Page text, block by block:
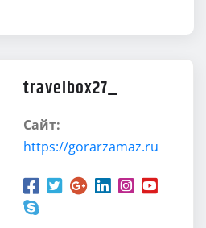
travelbox27_
Сайт:
https://gorarzamaz.ru